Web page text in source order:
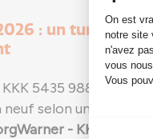
: un turbo
5435 988 0018
selon un
- KKK neuf.